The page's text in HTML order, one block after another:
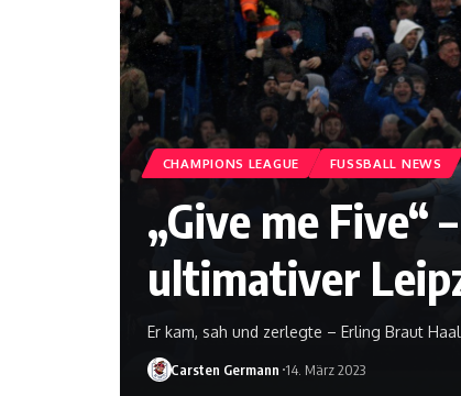
CHAMPIONS LEAGUE FUSSBALL NEWS
„Give me Five“
ultimativer
Er kam, sah und zerlegte – Erling Braut
Carsten Germann 14. März 2023